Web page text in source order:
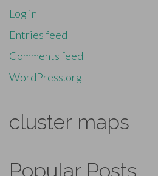
Log in
Entries feed
Comments feed
WordPress.org
cluster maps
Popular Posts